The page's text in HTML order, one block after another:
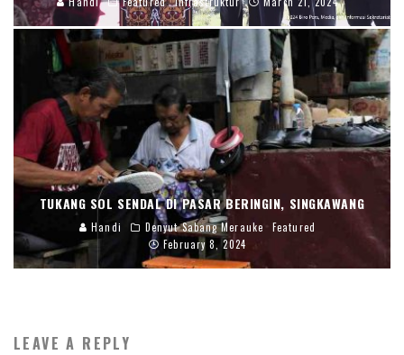
TUKANG SOL SENDAL DI PASAR BERINGIN, SINGKAWANG
Handi Denyut Sabang Merauke
Featured
February 8, 2024
LEAVE A REPLY